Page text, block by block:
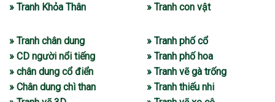
» Tranh Khỏa Thân
» Tranh con vật
» Tranh chân dung
» CD người nổi tiếng
» chân dung cổ điển
» Chân dung chì than
» Tranh phố cổ
» Tranh phố hoa
» Tranh vẽ gà trống
» Tranh thiếu nhi